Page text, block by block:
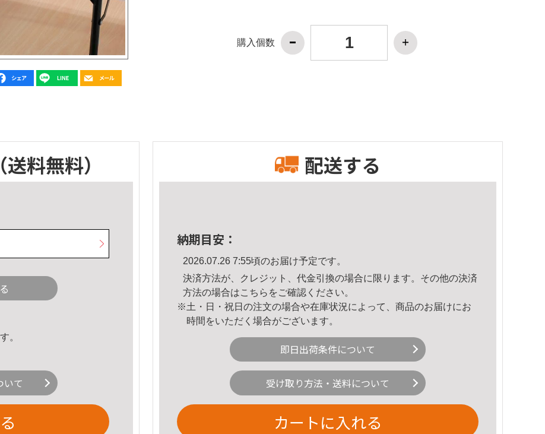
購入個数
（送料無料）
。
いて
配送する
納期目安：
2026.07.26 7:55頃のお届け予定です。
決済方法が、クレジット、代金引換の場合に限ります。その他の決済
方法の場合はこちら をご確認ください。
※土・日・祝日の注文の場合や在庫状況によって、商品のお届けにお
時間をいただく場合がございます。
即日出荷条件について
受け取り方法・送料について
カートに入れる